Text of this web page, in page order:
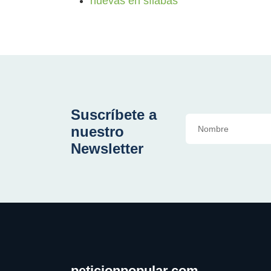
Suscríbete a
nuestro
Newsletter